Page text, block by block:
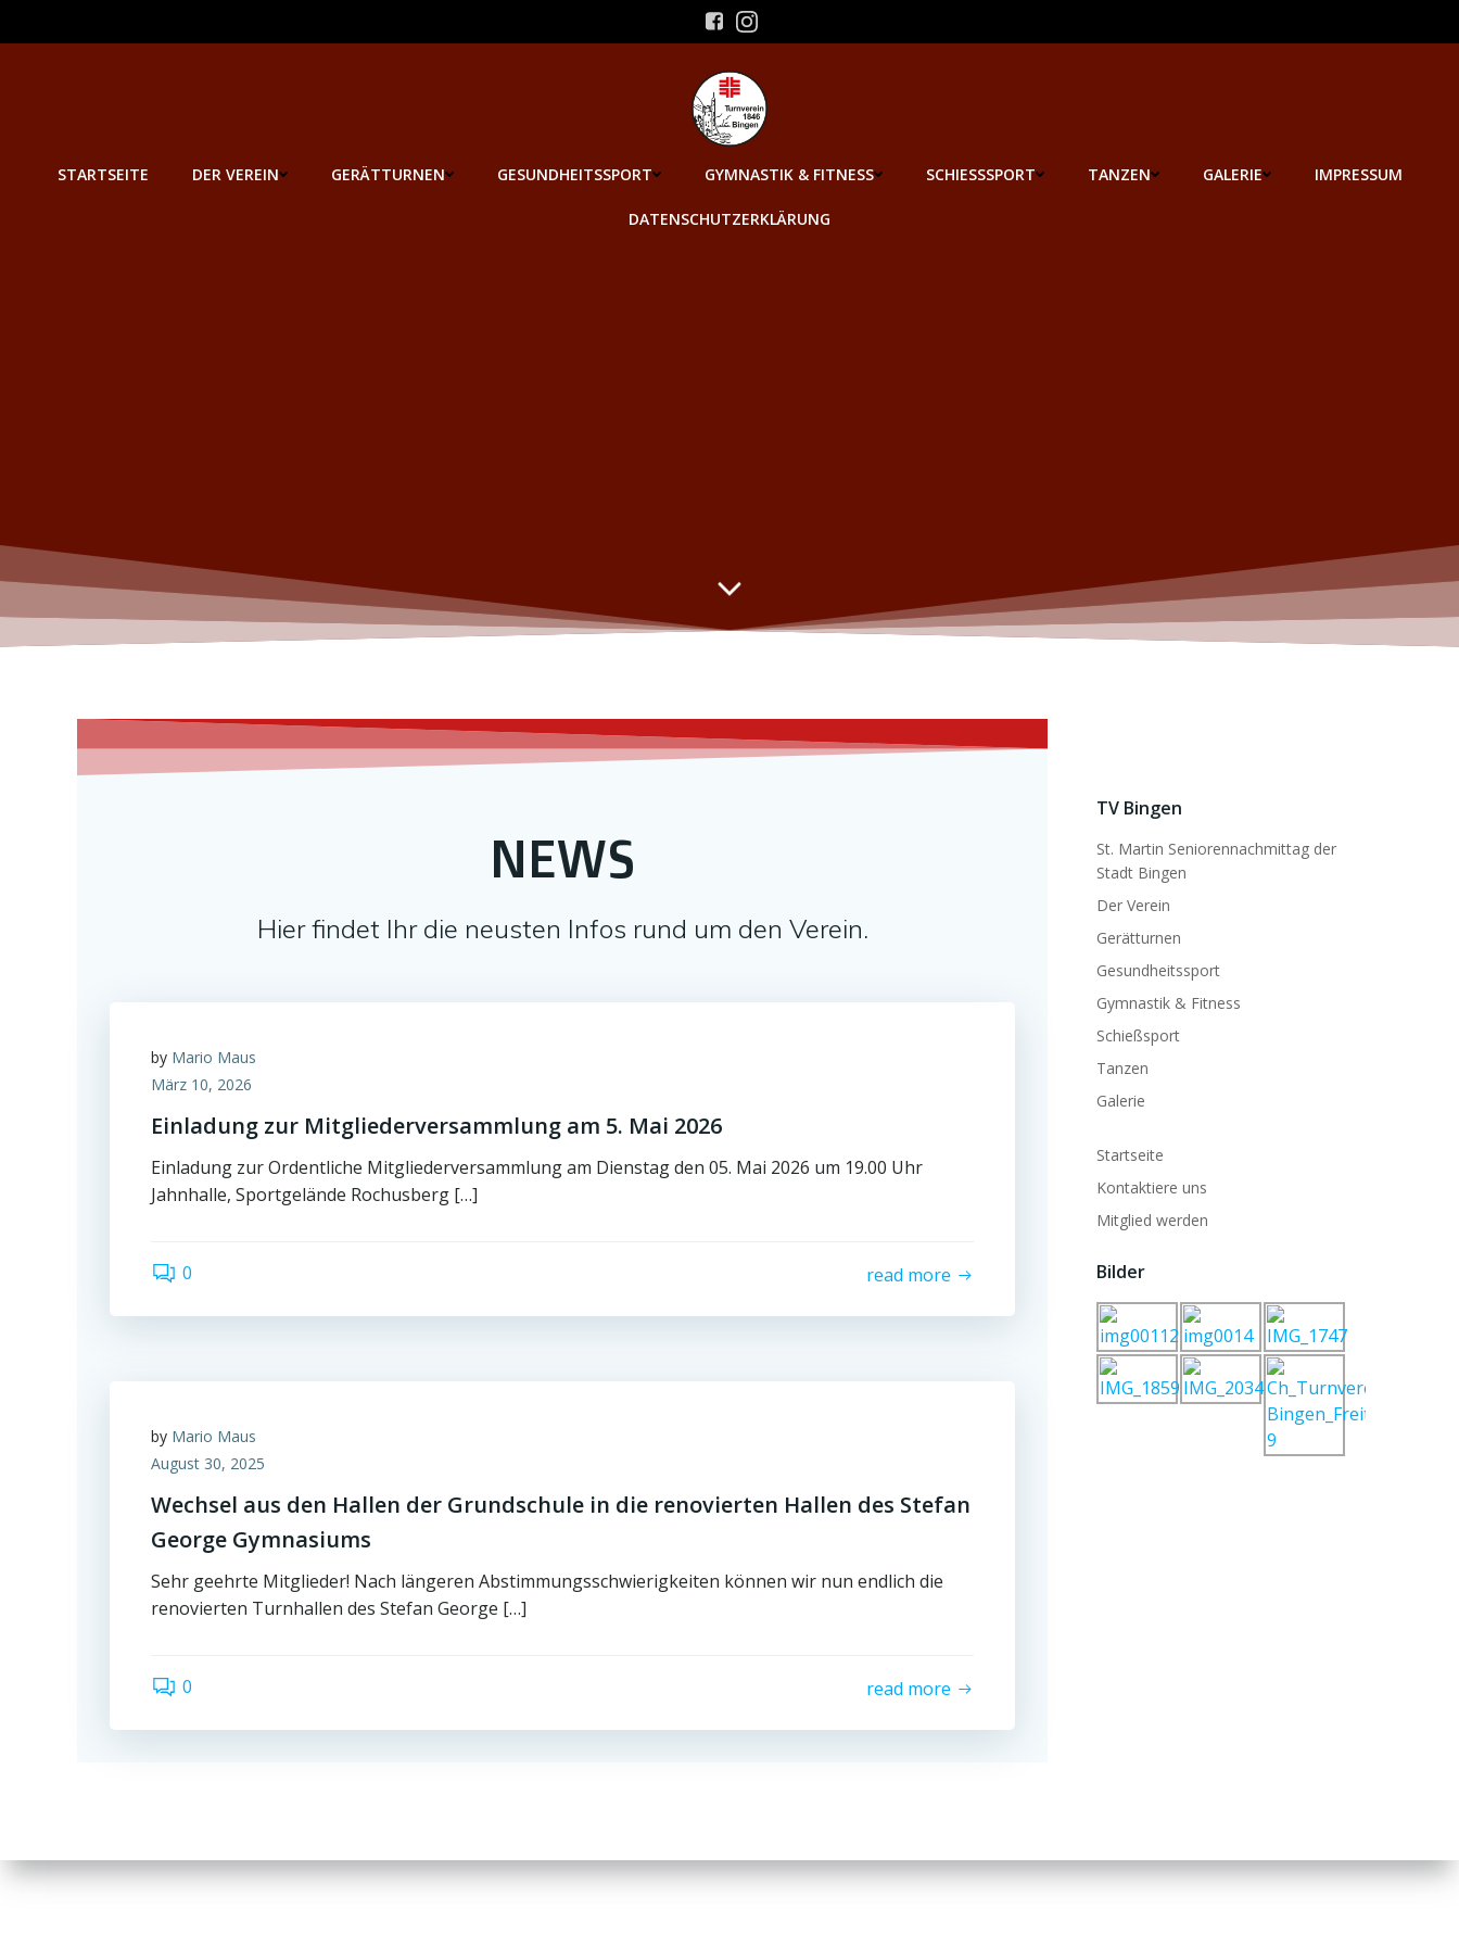
Inhalt
STARTSEITE DER VEREIN GERÄTTURNEN GESUNDHEITSSPORT GYMNASTIK & FITNESS SCHIESSSPORT TANZEN GALERIE IMPRESSUM
DATENSCHUTZERKLÄRUNG
NEWS
Hier findet Ihr die neusten Infos rund um den Verein.
by Mario Maus
März 10, 2026
Einladung zur Mitgliederversammlung am 5. Mai 2026
Einladung zur Ordentliche Mitgliederversammlung am Dienstag den 05. Mai 2026 um 19.00 Uhr
Jahnhalle, Sportgelände Rochusberg […]
0 read more
by Mario Maus
August 30, 2025
Wechsel aus den Hallen der Grundschule in die renovierten Hallen des Stefan
George Gymnasiums
Sehr geehrte Mitglieder! Nach längeren Abstimmungsschwierigkeiten können wir nun endlich die
renovierten Turnhallen des Stefan George […]
0 read more
TV Bingen
St. Martin Seniorennachmittag der
Stadt Bingen
Der Verein
Gerätturnen
Gesundheitssport
Gymnastik & Fitness
Schießsport
Tanzen
Galerie
Startseite
Kontaktiere uns
Mitglied werden
Bilder